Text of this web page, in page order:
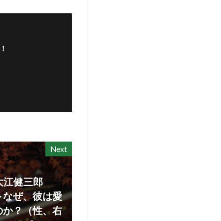
Next
江健三郎
ぜ、彼は愛
？（性、右